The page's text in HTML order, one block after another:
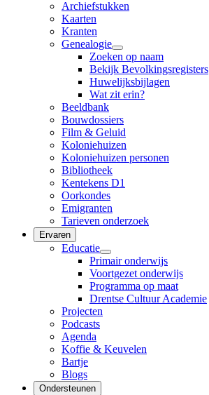
Archiefstukken
Kaarten
Kranten
Genealogie
Zoeken op naam
Bekijk Bevolkingsregisters
Huwelijksbijlagen
Wat zit erin?
Beeldbank
Bouwdossiers
Film & Geluid
Koloniehuizen
Koloniehuizen personen
Bibliotheek
Kentekens D1
Oorkondes
Emigranten
Tarieven onderzoek
Ervaren
Educatie
Primair onderwijs
Voortgezet onderwijs
Programma op maat
Drentse Cultuur Academie
Projecten
Podcasts
Agenda
Koffie & Keuvelen
Bartje
Blogs
Ondersteunen